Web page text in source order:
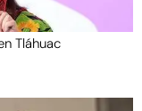
Tláhuac